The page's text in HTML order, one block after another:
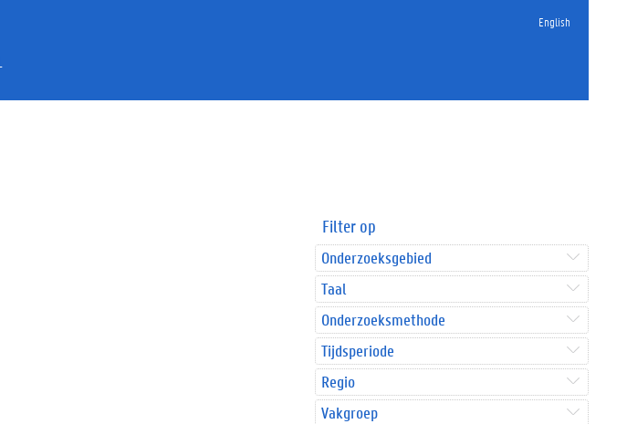
English
Filter op
Onderzoeksgebied
Taal
Onderzoeksmethode
Tijdsperiode
Regio
Vakgroep